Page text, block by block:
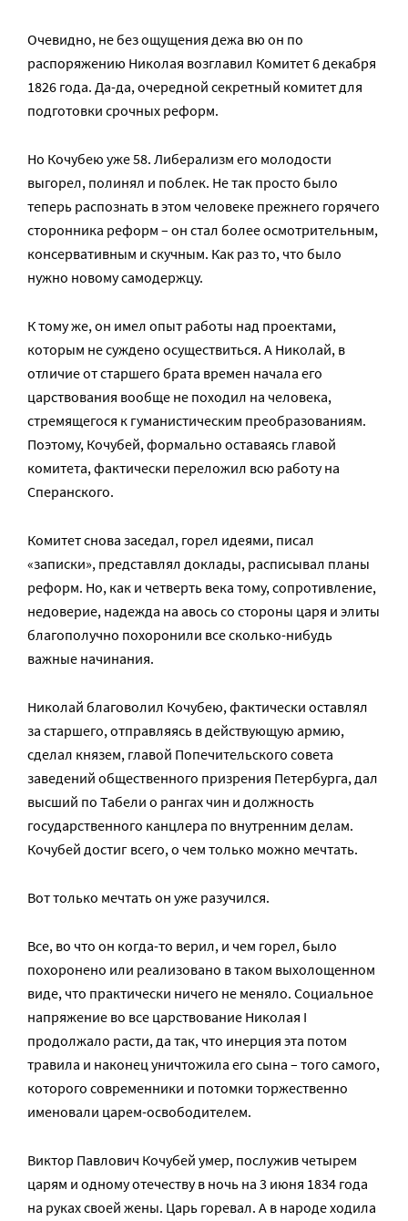
Очевидно, не без ощущения дежа вю он по
распоряжению Николая возглавил Комитет 6 декабря
1826 года. Да-да, очередной секретный комитет для
подготовки срочных реформ.
Но Кочубею уже 58. Либерализм его молодости
выгорел, полинял и поблек. Не так просто было
теперь распознать в этом человеке прежнего горячего
сторонника реформ – он стал более осмотрительным,
консервативным и скучным. Как раз то, что было
нужно новому самодержцу.
К тому же, он имел опыт работы над проектами,
которым не суждено осуществиться. А Николай, в
отличие от старшего брата времен начала его
царствования вообще не походил на человека,
стремящегося к гуманистическим преобразованиям.
Поэтому, Кочубей, формально оставаясь главой
комитета, фактически переложил всю работу на
Сперанского.
Комитет снова заседал, горел идеями, писал
«записки», представлял доклады, расписывал планы
реформ. Но, как и четверть века тому, сопротивление,
недоверие, надежда на авось со стороны царя и элиты
благополучно похоронили все сколько-нибудь
важные начинания.
Николай благоволил Кочубею, фактически оставлял
за старшего, отправляясь в действующую армию,
сделал князем, главой Попечительского совета
заведений общественного призрения Петербурга, дал
высший по Табели о рангах чин и должность
государственного канцлера по внутренним делам.
Кочубей достиг всего, о чем только можно мечтать.
Вот только мечтать он уже разучился.
Все, во что он когда-то верил, и чем горел, было
похоронено или реализовано в таком выхолощенном
виде, что практически ничего не меняло. Социальное
напряжение во все царствование Николая I
продолжало расти, да так, что инерция эта потом
травила и наконец уничтожила его сына – того самого,
которого современники и потомки торжественно
именовали царем-освободителем.
Виктор Павлович Кочубей умер, послужив четырем
царям и одному отечеству в ночь на 3 июня 1834 года
на руках своей жены. Царь горевал. А в народе ходила